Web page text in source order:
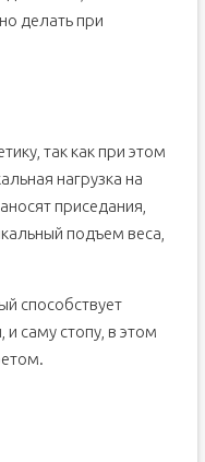
делать при
так как при этом
нагрузка на
приседания,
подъем веса,
способствует
и саму стопу, в этом